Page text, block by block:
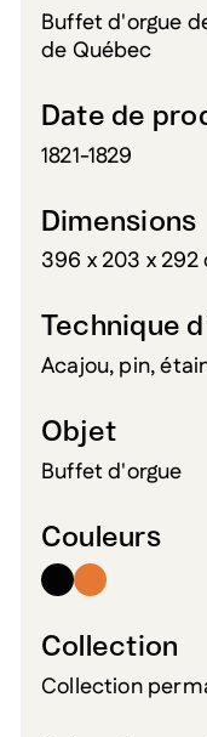
Buffet d'orgue
de Québec
Date de
1821-1829
Dimensions
396 x 203 x 292
Technique
Acajou, pin,
Objet
Buffet d'orgue
Couleurs
Collection
Collection